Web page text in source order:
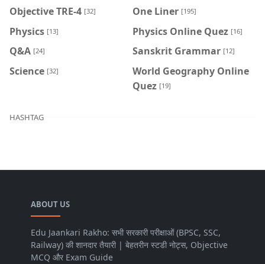
Objective TRE-4 [32] One Liner [195]
Physics [13] Physics Online Quez [16]
Q&A [24] Sanskrit Grammar [12]
Science [32]
World Geography Online
Quez [19]
HASHTAG
ABOUT US
Edu Jaankari Rakho: सभी सरकारी परीक्षाओं (BPSC, SSC,
Railway) की शानदार तैयारी | बेहतरीन स्टडी नोट्स, Objective
MCQ और Exam Guide